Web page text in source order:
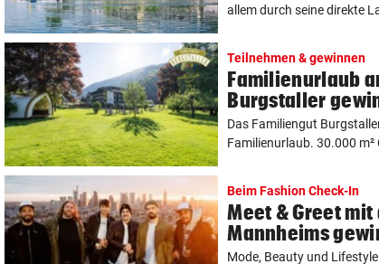
allem durch seine direkte
Teilnehmen & gewinnen
Familienurlaub
Burgstaller
Das Familiengut
Familienurlaub. 30.000 m²
Beim Fashion Check-In
Meet & Greet mit
Mannheims
Mode, Beauty und